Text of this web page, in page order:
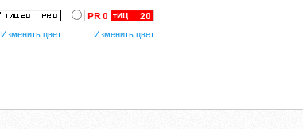
Изменить цвет Изменить цвет